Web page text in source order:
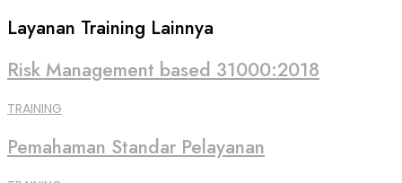
Layanan Training Lainnya
Risk Management based 31000:2018
TRAINING
Pemahaman Standar Pelayanan